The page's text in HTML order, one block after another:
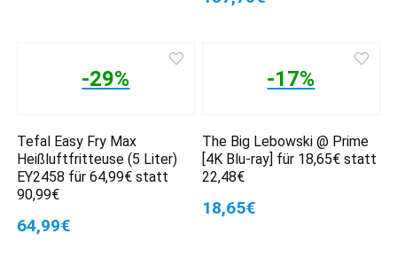
-29%
Tefal Easy Fry Max
Heißluftfritteuse (5 Liter)
EY2458 für 64,99€ statt
90,99€
64,99€
-17%
The Big Lebowski @ Prime
[4K Blu-ray] für 18,65€ statt
22,48€
18,65€